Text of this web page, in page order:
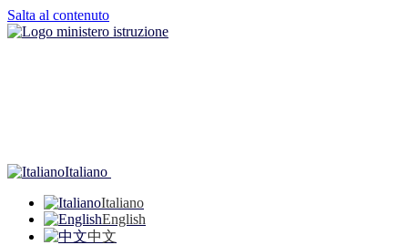
Salta al contenuto
Italiano
Italiano
English
中文